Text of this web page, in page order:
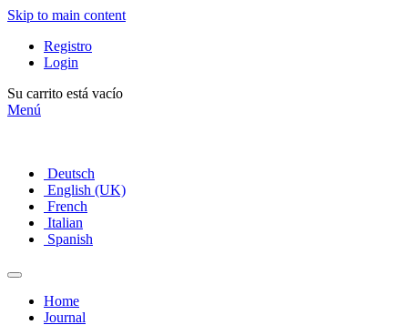
Skip to main content
Registro
Login
Su carrito está vacío
Menú
Deutsch
English (UK)
French
Italian
Spanish
Home
Journal